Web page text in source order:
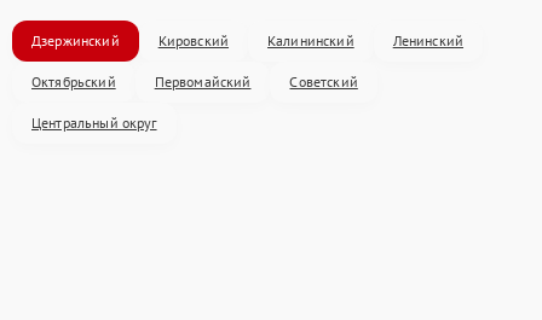
Дзержинский Кировский Калининский Ленинский
Октябрьский Первомайский Советский
Центральный округ